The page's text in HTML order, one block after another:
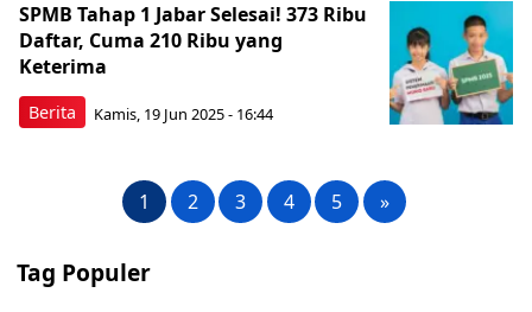
Berita
SPMB Tahap 1 Jabar Selesai! 373 Ribu
Daftar, Cuma 210 Ribu yang
Keterima
Kamis, 19 Jun 2025 - 16:44
1 2 3 4 5 »
Tag Populer